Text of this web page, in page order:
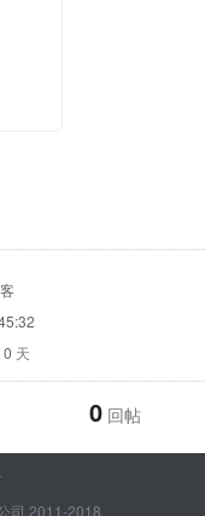
0 天
0 回帖
司 2011-2018